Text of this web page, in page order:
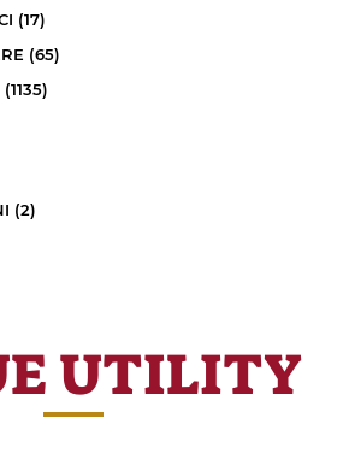
(17)
(65)
(1135)
(2)
UTILITY